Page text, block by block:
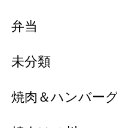
弁当
未分類
焼肉＆ハンバー